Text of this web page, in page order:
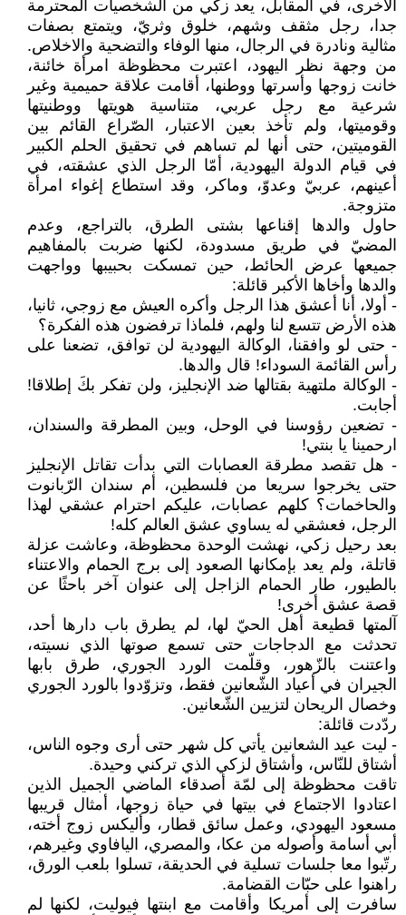
الأخرى، في المقابل، يعد زكي من الشخصيات المحترمة
جدا، رجل مثقف وشهم، خلوق وثريّ، ويتمتع بصفات
مثالية ونادرة في الرجال، منها الوفاء والتضحية والاخلاص.
من وجهة نظر اليهود، اعتبرت محظوظة امرأة خائنة،
خانت زوجها وأسرتها ووطنها، أقامت علاقة حميمية وغير
شرعية مع رجل عربي، متناسية هويتها ووطنيتها
وقوميتها، ولم تأخذ بعين الاعتبار، الصّراع القائم بين
القوميتين، حتى أنها لم تساهم في تحقيق الحلم الكبير
في قيام الدولة اليهودية، أمّا الرجل الذي عشقته، في
أعينهم، عربيّ وعدوّ، وماكر، وقد استطاع إغواء امرأة
متزوجة.
حاول والدها إقناعها بشتى الطرق، بالتراجع، وعدم
المضيّ في طريق مسدودة، لكنها ضربت بالمفاهيم
جميعها عرض الحائط، حين تمسكت بحبيبها وواجهت
والدها وأخاها الأكبر قائلة:
- أولا، أنا أعشق هذا الرجل وأكره العيش مع زوجي، ثانيا،
هذه الأرض تتسع لنا ولهم، فلماذا ترفضون هذه الفكرة؟
- حتى لو وافقنا، الوكالة اليهودية لن توافق، تضعنا على
رأس القائمة السوداء! قال والدها.
- الوكالة ملتهية بقتالها ضد الإنجليز، ولن تفكر بكَ إطلاقا!
أجابت.
- تضعين رؤوسنا في الوحل، وبين المطرقة والسندان،
ارحمينا يا بنتي!
- هل تقصد مطرقة العصابات التي بدأت تقاتل الإنجليز
حتى يخرجوا سريعا من فلسطين، أم سندان الرّبانوت
والحاخمات؟ كلهم عصابات، عليكم احترام عشقي لهذا
الرجل، فعشقي له يساوي عشق العالم كله!
بعد رحيل زكي، نهشت الوحدة محظوظة، وعاشت عزلة
قاتلة، ولم يعد بإمكانها الصعود إلى برج الحمام والاعتناء
بالطيور، طار الحمام الزاجل إلى عنوان آخر باحثًا عن
قصة عشق أخرى!
آلمتها قطيعة أهل الحيّ لها، لم يطرق باب دارها أحد،
تحدثت مع الدجاجات حتى تسمع صوتها الذي نسيته،
واعتنت بالزّهور، وقلّمت الورد الجوري، طرق بابها
الجيران في أعياد الشّعانين فقط، وتزوّدوا بالورد الجوري
وخصال الريحان لتزيين الشّعانين.
ردّدت قائلة:
- ليت عيد الشعانين يأتي كل شهر حتى أرى وجوه الناس،
أشتاق للنّاس، وأشتاق لزكي الذي تركني وحيدة.
تاقت محظوظة إلى لمّة أصدقاء الماضي الجميل الذين
اعتادوا الاجتماع في بيتها في حياة زوجها، أمثال قريبها
مسعود اليهودي، وعمل سائق قطار، وأليكس زوج أخته،
أبي أسامة وأصوله من عكا، والمصري، اليافاوي وغيرهم،
رتّبوا معا جلسات تسلية في الحديقة، تسلوا بلعب الورق،
راهنوا على حبّات القضامة.
سافرت إلى أمريكا وأقامت مع ابنتها فيوليت، لكنها لم